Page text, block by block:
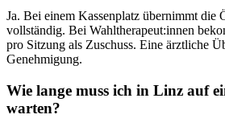
Ja. Bei einem Kassenplatz übernimmt die
vollständig. Bei Wahltherapeut:innen
pro Sitzung als Zuschuss. Eine ärztliche
Genehmigung.
Wie lange muss ich in Linz auf
warten?